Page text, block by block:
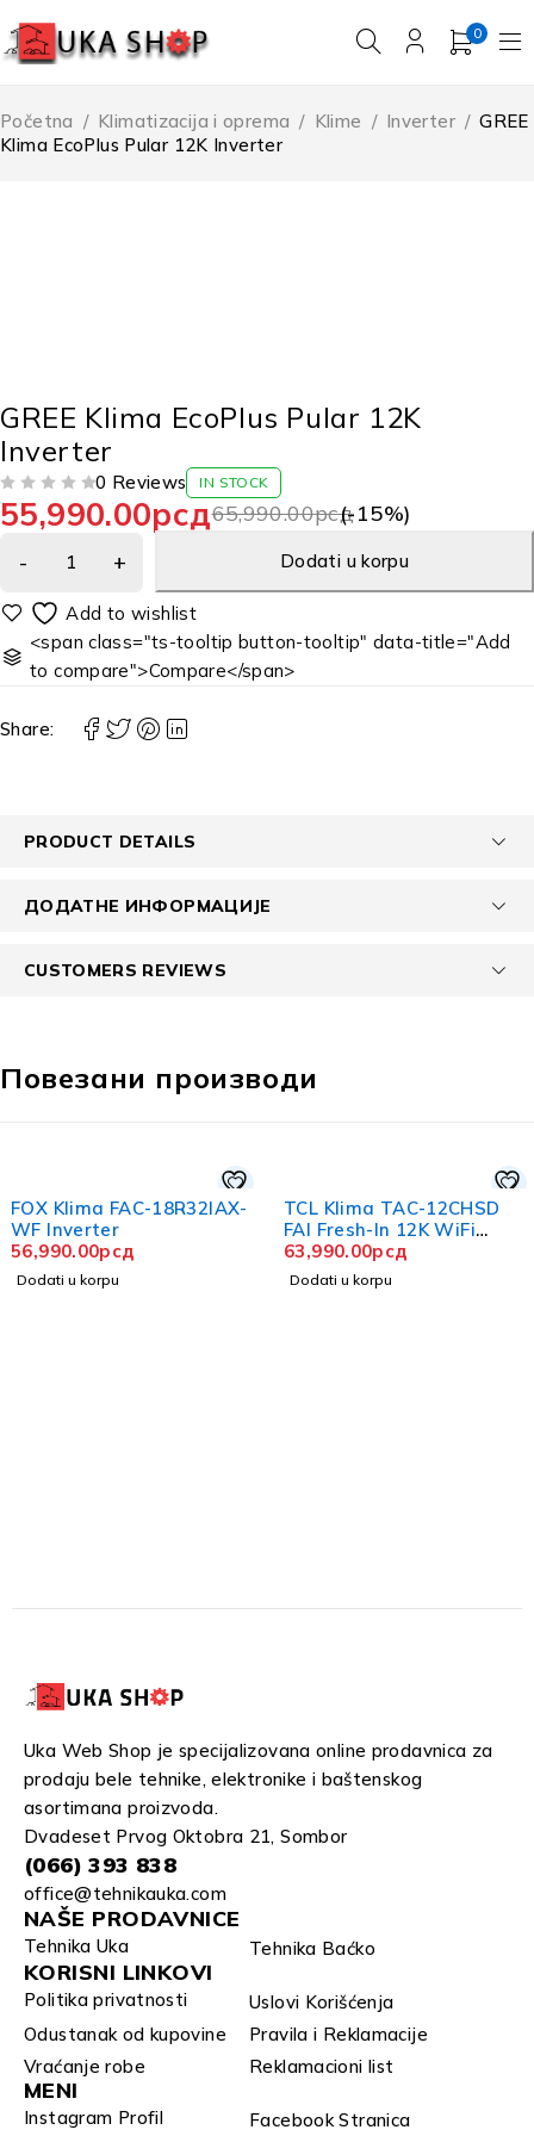
0
Početna / Klimatizacija i oprema / Klime / Inverter / GREE
Klima EcoPlus Pular 12K Inverter
GREE Klima EcoPlus Pular 12K
Inverter
0 Reviews IN STOCK
65,990.00рсд
55,990.00рсд (-15%)
Dodati u korpu
<span class="ts-tooltip button-tooltip" data-title="Add
to compare">Compare</span>
Share:
PRODUCT DETAILS
ДОДАТНЕ ИНФОРМАЦИЈЕ
CUSTOMERS REVIEWS
Повезани производи
FOX Klima FAC-18R32IAX-
WF Inverter
56,990.00рсд
Dodati u korpu
TCL Klima TAC-12CHSD
FAI Fresh-In 12K WiFi
Inverter
63,990.00рсд
Dodati u korpu
Uka Web Shop je specijalizovana online prodavnica za
prodaju bele tehnike, elektronike i baštenskog
asortimana proizvoda.
Dvadeset Prvog Oktobra 21, Sombor
(066) 393 838
office@tehnikauka.com
NAŠE PRODAVNICE
Tehnika Uka Tehnika Baćko
KORISNI LINKOVI
Politika privatnosti
Uslovi Korišćenja
Odustanak od kupovine
Pravila i Reklamacije
Vraćanje robe
Reklamacioni list
MENI
Instagram Profil Facebook Stranica